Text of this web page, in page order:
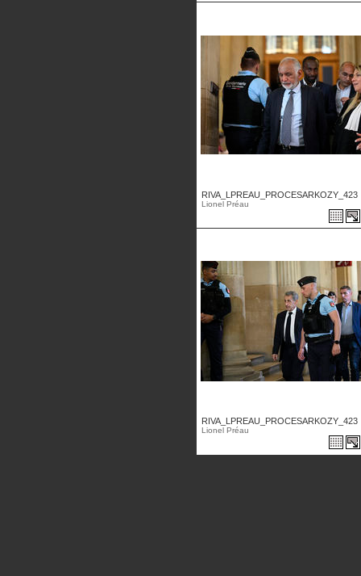
RIVA_LPREAU_PROCESARKOZY_423
Lionel Préau
RIVA_LPREAU_PROCESARKOZY_423
Lionel Préau